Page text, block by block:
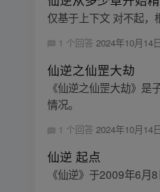
仅基于上下文 对不起，
1 个回答 2024年10月14
仙逆之仙罡大劫
《仙逆之仙罡大劫》
情况。
1 个回答2024年10月14
仙逆 起点
《仙逆》于2009年6月